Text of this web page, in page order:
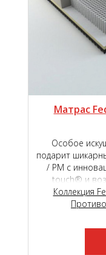
Матрас
Особое
подарит
/ РМ с
touch® и
мягкости
класса
Коллекция